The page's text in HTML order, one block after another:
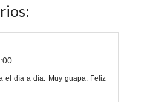
el día a día. Muy guapa. Feliz